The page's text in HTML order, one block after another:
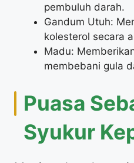
pembuluh darah.
Gandum Utuh:
kolesterol secara
Madu:
membebani gula
Puasa
Syukur